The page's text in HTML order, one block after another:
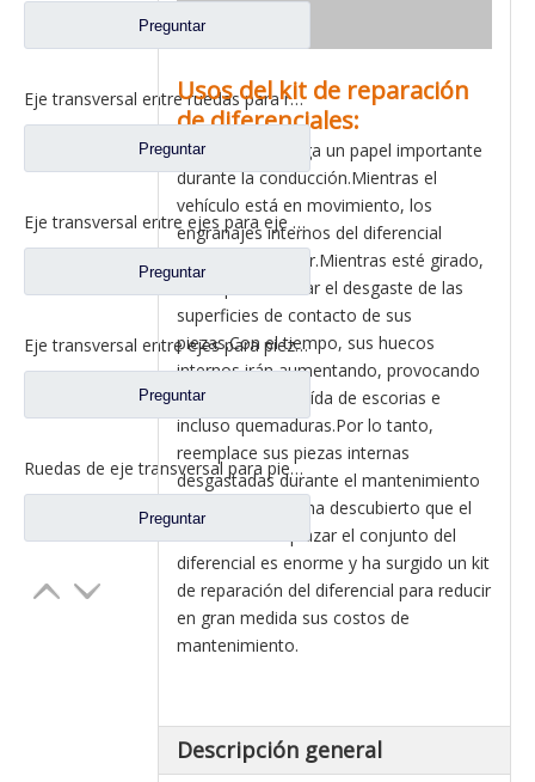
Preguntar
Eje transversal entre ruedas para repuestos de camiones Sinotruk HOWO AC16 AZ9981320031
Preguntar
Eje transversal entre ejes para eje Sinotruk Steyr/HOWO AC16 AZ9981320139
Preguntar
Eje transversal entre ejes para piezas de camión Sinotruk HOWO 08 AZ9231320223
Preguntar
Ruedas de eje transversal para piezas de camiones pesados ​​Sinotruk HOWO /Styer AZ9981320150 WG9981320150
Preguntar
Usos del kit de reparación
de diferenciales:
El diferencial juega un papel importante
durante la conducción.Mientras el
vehículo está en movimiento, los
engranajes internos del diferencial
comienzan a girar.Mientras esté girado,
no se puede evitar el desgaste de las
superficies de contacto de sus
piezas.Con el tiempo, sus huecos
internos irán aumentando, provocando
la dentición, la caída de escorias e
incluso quemaduras.Por lo tanto,
reemplace sus piezas internas
desgastadas durante el mantenimiento
diario regular.Se ha descubierto que el
costo de reemplazar el conjunto del
diferencial es enorme y ha surgido un kit
de reparación del diferencial para reducir
en gran medida sus costos de
mantenimiento.
Descripción general